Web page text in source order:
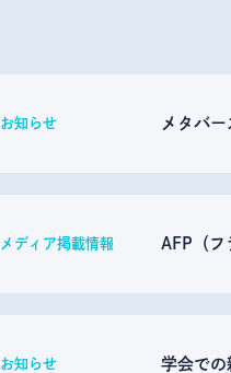
お知らせ メタバ
メディア掲載情報 AFP（フ
お知らせ 学会での